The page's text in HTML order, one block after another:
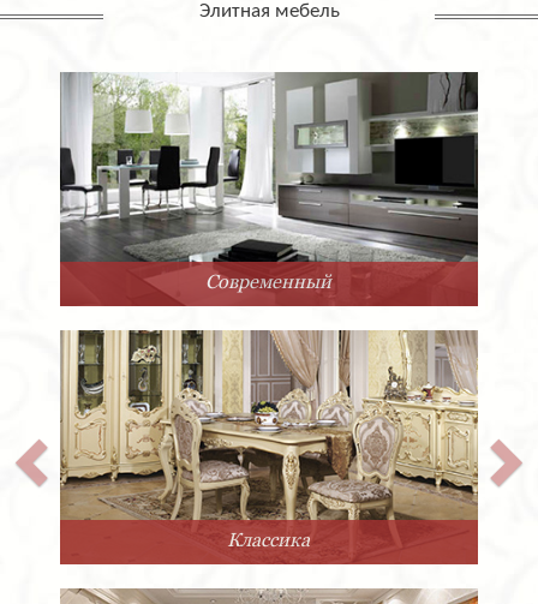
Элитная мебель
Современный
Классика